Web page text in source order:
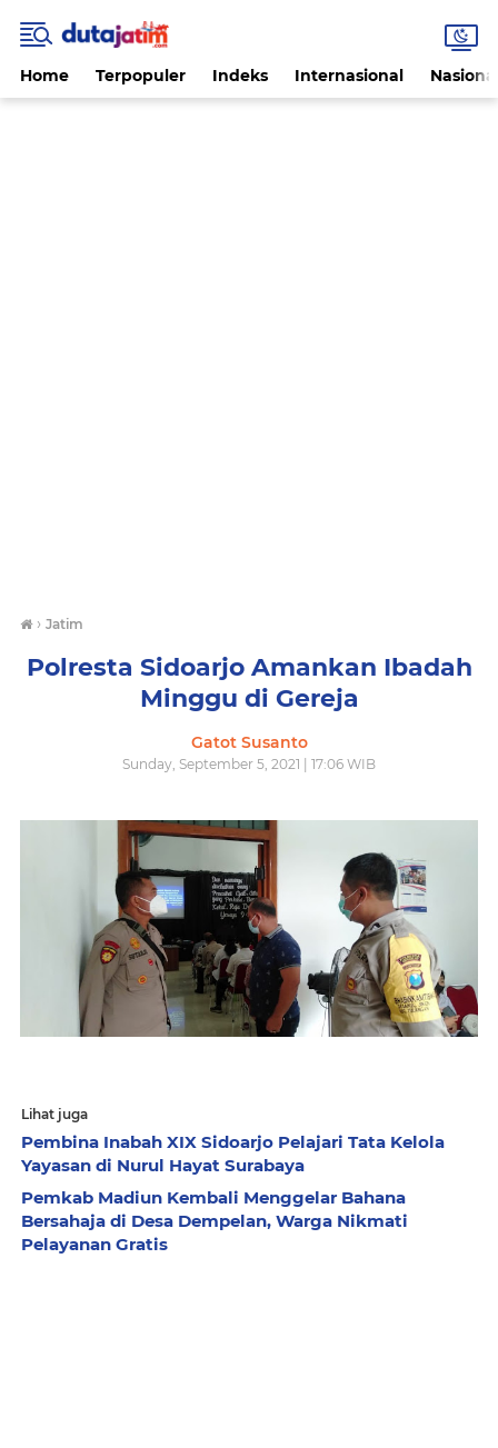
Home Terpopuler Indeks Internasional
› Jatim
Polresta Sidoarjo Amankan Ibadah
Minggu di Gereja
Gatot Susanto
Sunday, September 5, 2021 | 17:06 WIB
Lihat juga
Pembina Inabah XIX Sidoarjo Pelajari Tata Kelola
Yayasan di Nurul Hayat Surabaya
Pemkab Madiun Kembali Menggelar Bahana
Bersahaja di Desa Dempelan, Warga Nikmati
Pelayanan Gratis